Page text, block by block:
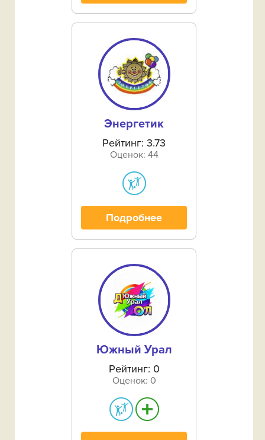
Домбаровский район‎
Кваркенский район‎
Красногвардейский район
Кувандык (городской округ)
Медногорск (городской округ)
Новоорский район‎
Новосергиевский район‎
Новотроицк (городской округ)
Октябрьский район
Оренбург и Оренбургский район‎
Орск (городской округ)
Первомайский район
Пономарёвский район‎
Энергетик
Рейтинг: 3.73
Оценок: 44
Подробнее
Южный Урал
Рейтинг: 0
Оценок: 0